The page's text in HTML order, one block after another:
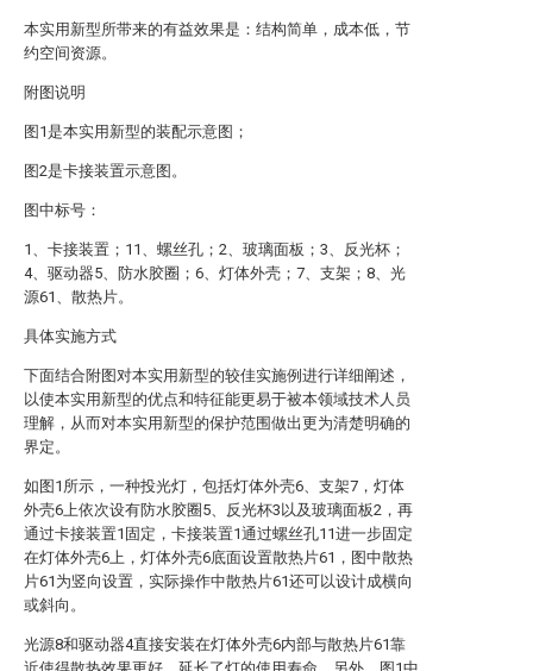
本实用新型所带来的有益效果是：结构简单，成本低，节
约空间资源。
附图说明
图1是本实用新型的装配示意图；
图2是卡接装置示意图。
图中标号：
1、卡接装置；11、螺丝孔；2、玻璃面板；3、反光杯；
4、驱动器5、防水胶圈；6、灯体外壳；7、支架；8、光
源61、散热片。
具体实施方式
下面结合附图对本实用新型的较佳实施例进行详细阐述，
以使本实用新型的优点和特征能更易于被本领域技术人员
理解，从而对本实用新型的保护范围做出更为清楚明确的
界定。
如图1所示，一种投光灯，包括灯体外壳6、支架7，灯体
外壳6上依次设有防水胶圈5、反光杯3以及玻璃面板2，再
通过卡接装置1固定，卡接装置1通过螺丝孔11进一步固定
在灯体外壳6上，灯体外壳6底面设置散热片61，图中散热
片61为竖向设置，实际操作中散热片61还可以设计成横向
或斜向。
光源8和驱动器4直接安装在灯体外壳6内部与散热片61靠